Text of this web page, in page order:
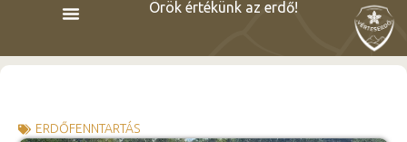
Örök értékünk az erdő!
ERDŐFENNTARTÁS